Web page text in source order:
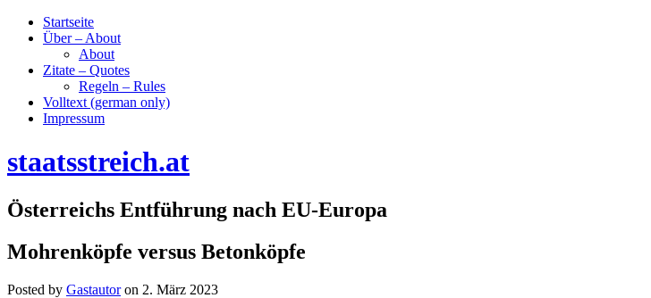
Startseite
Über – About
About
Zitate – Quotes
Regeln – Rules
Volltext (german only)
Impressum
staatsstreich.at
Österreichs Entführung nach EU-Europa
Mohrenköpfe versus Betonköpfe
Posted by Gastautoron 2. März 2023